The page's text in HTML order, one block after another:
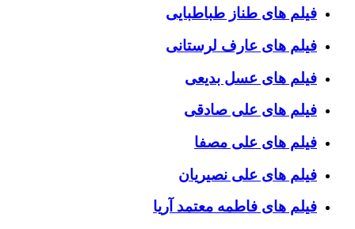
فیلم های طناز طباطبایی
فیلم های عارف لرستانی
فیلم های عسل بدیعی
فیلم های علی صادقی
فیلم های علی مصفا
فیلم های علی نصیریان
فیلم های فاطمه معتمد آریا